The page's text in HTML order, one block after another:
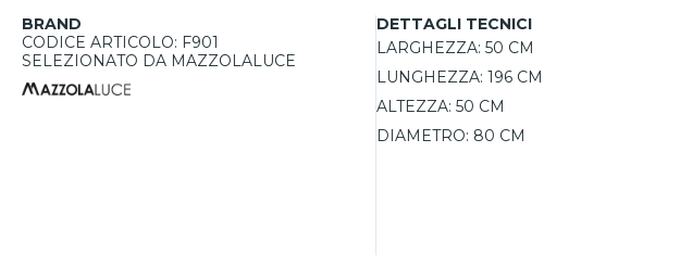
accogliente e calda. L'altezza è regolabile, permettendo di personalizzare
con lampadine GX53, offrendo la possibilità di scegliere la temperatura di
e risparmio energetico.
BRAND
CODICE ARTICOLO: F901
SELEZIONATO DA MAZZOLALUCE
DETTAGLI TECNICI
LARGHEZZA: 50 CM
LUNGHEZZA: 196 CM
ALTEZZA: 50 CM
DIAMETRO: 80 CM